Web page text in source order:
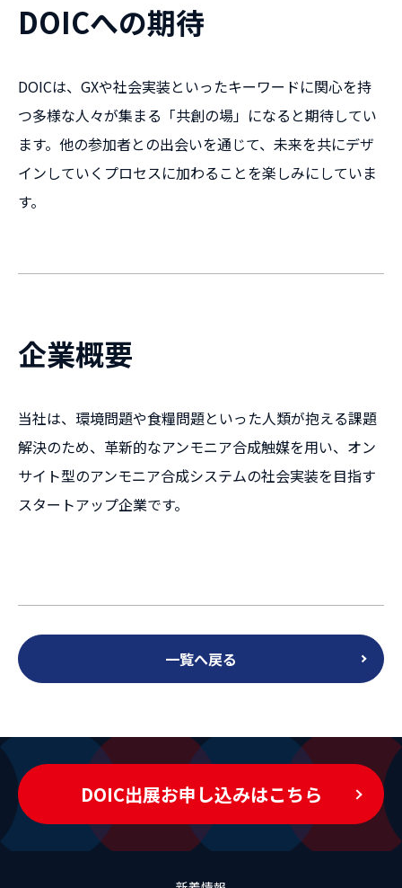
DOICへの期待
DOICは、GXや社会実装といったキーワードに関心を持
つ多様な人々が集まる「共創の場」になると期待してい
ます。他の参加者との出会いを通じて、未来を共にデザ
インしていくプロセスに加わることを楽しみにしていま
す。
企業概要
当社は、環境問題や食糧問題といった人類が抱える課題
解決のため、革新的なアンモニア合成触媒を用い、オン
サイト型のアンモニア合成システムの社会実装を目指す
スタートアップ企業です。
一覧へ戻る
DOIC出展お申し込みはこちら